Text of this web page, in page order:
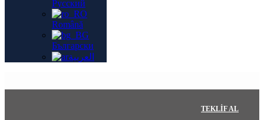
Русский
Română
Български
العربية
TEKLIF AL